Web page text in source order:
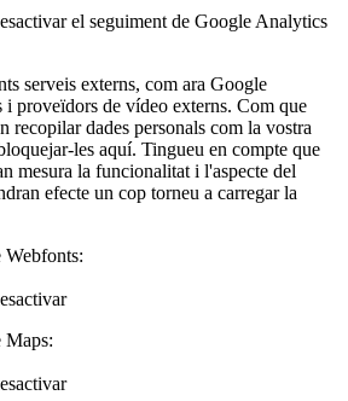
el seguiment de Google Analytics
serveis externs, com ara Google
proveïdors de vídeo externs. Com que
recopilar dades personals com la vostra
les aquí. Tingueu en compte que
mesura la funcionalitat i l'aspecte del
efecte un cop torneu a carregar la
Maps: